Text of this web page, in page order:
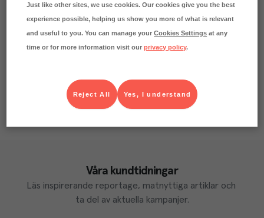
utsläppen av 2.1 kg koldioxid.
Läs mer om hur vi beräknar klimatavtryck
Våra kundtidningar
Läs inspirerande reportage, matnyttiga artiklar och
ta del av aktuella kampanjer.
Just like other sites, we use cookies. Our cookies give you the best
experience possible, helping us show you more of what is relevant
and useful to you. You can manage yourCookies Settings at any
time or for more information visit ourprivacy policy.
Yes, I understand
Reject All